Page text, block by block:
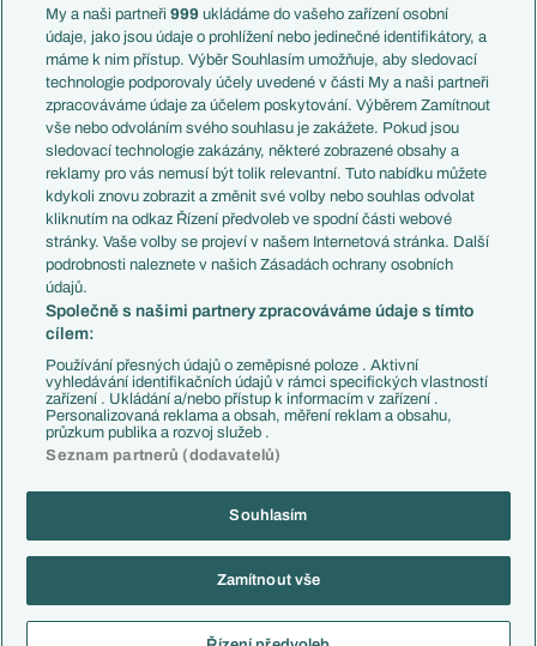
Témata
Představení týmů MS
EuroSkauting
PL v kostce
Evropské koeficienty
Přestupy
Přestupové spekulace
Zranění
Kluby
Arsenal FC
Chelsea FC
Manchester United
AC Milán
Juventus FC
Bayern Mnichov
FC Barcelona
Real Madrid
Francie
Itálie
Německo
Španělsko
Argentina
Brazílie
Přestupy
Zápasy
Livescore
Tipovací soutěž
Copyright © 2001-2026 EuroFotbal.cz. Využíváme zpravodajství ČTK.
Informace o zpracování osobních údajů
My a naši partneři999 ukládáme do vašeho zařízení osobní
údaje, jako jsou údaje o prohlížení nebo jedinečné identifikátory, a
máme k nim přístup. Výběr Souhlasím umožňuje, aby sledovací
technologie podporovaly účely uvedené v části My a naši partneři
zpracováváme údaje za účelem poskytování. Výběrem Zamítnout
vše nebo odvoláním svého souhlasu je zakážete. Pokud jsou
sledovací technologie zakázány, některé zobrazené obsahy a
reklamy pro vás nemusí být tolik relevantní. Tuto nabídku můžete
kdykoli znovu zobrazit a změnit své volby nebo souhlas odvolat
kliknutím na odkaz Řízení předvoleb ve spodní části webové
stránky. Vaše volby se projeví v našem Internetová stránka. Další
podrobnosti naleznete v našich Zásadách ochrany osobních
údajů.
Společně s našimi partnery zpracováváme údaje s tímto
cílem:
Používání přesných údajů o zeměpisné poloze . Aktivní
vyhledávání identifikačních údajů v rámci specifických vlastností
zařízení . Ukládání a/nebo přístup k informacím v zařízení .
Personalizovaná reklama a obsah, měření reklam a obsahu,
průzkum publika a rozvoj služeb .
Seznam partnerů (dodavatelů)
Souhlasím
Zamítnout vše